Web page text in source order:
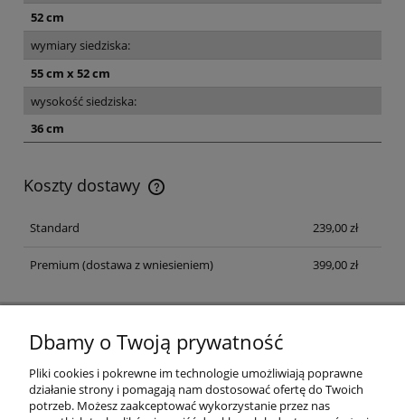
52 cm
wymiary siedziska:
55 cm x 52 cm
wysokość siedziska:
36 cm
Koszty dostawy
Koszt dostawy dotyczy przesyłek na terenie Polski
Standard
239,00 zł
Premium (dostawa z wniesieniem) 399,00 zł
NEWSLETTER
designu
ZAPISZ SIĘ
Dbamy o Twoją prywatność
Pliki cookies i pokrewne im technologie umożliwiają poprawne
działanie strony i pomagają nam dostosować ofertę do Twoich
potrzeb. Możesz zaakceptować wykorzystanie przez nas